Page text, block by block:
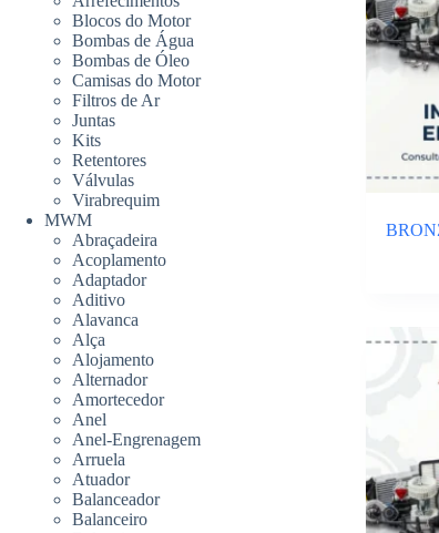
Blocos do Motor
Bombas de Água
Bombas de Óleo
Camisas do Motor
Filtros de Ar
Juntas
Kits
Retentores
Válvulas
Virabrequim
MWM
Abraçadeira
Acoplamento
Adaptador
Aditivo
Alavanca
Alça
Alojamento
Alternador
Amortecedor
Anel
Anel-Engrenagem
Arruela
Atuador
Balanceador
Balanceiro